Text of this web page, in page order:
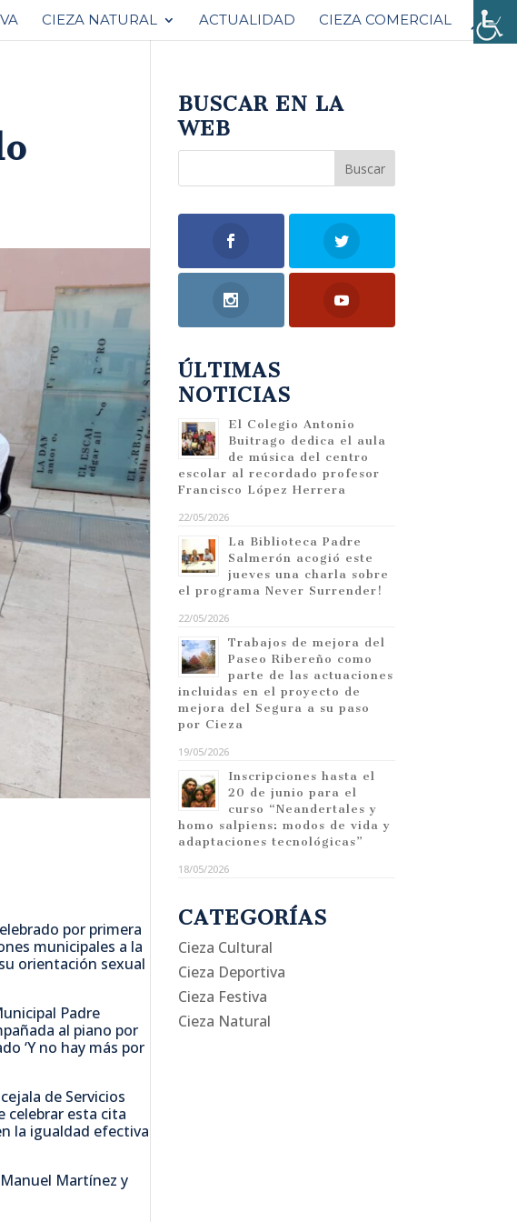
CIEZA NATURAL ACTUALIDAD CIEZA COMERCIAL
por primera
municipales a la
orientación sexual
Padre
al piano por
‘Y no hay más por
de Servicios
celebrar esta cita
la igualdad efectiva
Martínez y
BUSCAR EN LA
WEB
ÚLTIMAS
NOTICIAS
El Colegio Antonio
Buitrago dedica el aula
de música del centro
escolar al recordado profesor
Francisco López Herrera
22/05/2026
La Biblioteca Padre
Salmerón acogió este
jueves una charla sobre
el programa Never Surrender!
22/05/2026
Trabajos de mejora del
Paseo Ribereño como
parte de las actuaciones
incluidas en el proyecto de
mejora del Segura a su paso
por Cieza
19/05/2026
Inscripciones hasta el
20 de junio para el
curso “Neandertales y
homo salpiens: modos de vida y
adaptaciones tecnológicas”
18/05/2026
CATEGORÍAS
Cieza Cultural
Cieza Deportiva
Cieza Festiva
Cieza Natural